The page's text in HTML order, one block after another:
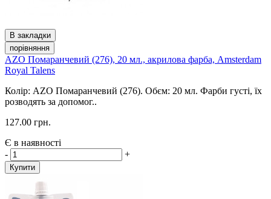
В закладки
порівняння
AZO Помаранчевий (276), 20 мл., акрилова фарба, Amsterdam
Royal Talens
Колір: AZO Помаранчевий (276). Обєм: 20 мл. Фарби густі, їх
розводять за допомог..
127.00 грн.
Є в наявності
-
+
Купити